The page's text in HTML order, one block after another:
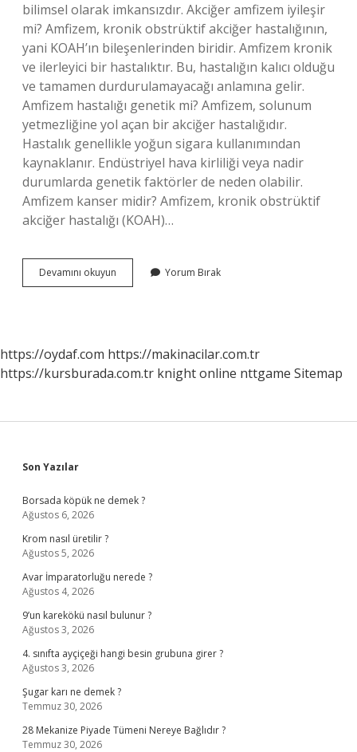
bilimsel olarak imkansızdır. Akciğer amfizem iyileşir
mi? Amfizem, kronik obstrüktif akciğer hastalığının,
yani KOAH’ın bileşenlerinden biridir. Amfizem kronik
ve ilerleyici bir hastalıktır. Bu, hastalığın kalıcı olduğu
ve tamamen durdurulamayacağı anlamına gelir.
Amfizem hastalığı genetik mi? Amfizem, solunum
yetmezliğine yol açan bir akciğer hastalığıdır.
Hastalık genellikle yoğun sigara kullanımından
kaynaklanır. Endüstriyel hava kirliliği veya nadir
durumlarda genetik faktörler de neden olabilir.
Amfizem kanser midir? Amfizem, kronik obstrüktif
akciğer hastalığı (KOAH)…
Devamını okuyun Amfizem
Bulaşıcı
Yorum Bırak
https://oydaf.com https://makinacilar.com.tr
https://kursburada.com.tr knight online nttgame Sitemap
Sidebar
Son Yazılar
Borsada köpük ne demek ?
Ağustos 6, 2026
Krom nasıl üretilir ?
Ağustos 5, 2026
Avar İmparatorluğu nerede ?
Ağustos 4, 2026
9’un karekökü nasıl bulunur ?
Ağustos 3, 2026
4. sınıfta ayçiçeği hangi besin grubuna girer ?
Ağustos 3, 2026
Şugar karı ne demek ?
Temmuz 30, 2026
28 Mekanize Piyade Tümeni Nereye Bağlıdır ?
Temmuz 30, 2026